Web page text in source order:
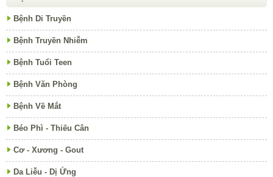
Bệnh Di Truyền
Bệnh Truyền Nhiễm
Bệnh Tuổi Teen
Bệnh Văn Phòng
Bệnh Về Mắt
Béo Phì - Thiếu Cân
Cơ - Xương - Gout
Da Liễu - Dị Ứng